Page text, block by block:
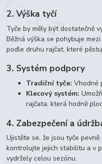
2. Výška tyčí
Tyče by měly být dostatečně
Běžná výška se pohybuje
podle druhu rajčat, které
3. Systém podpory
Tradiční tyče: Vhodné
Klecový systém:
rajčata, která hodně
4. Zabezpečení a
Ujistěte se, že jsou tyče
kontrolujte jejich stabilitu a v
vydržely celou sezónu.